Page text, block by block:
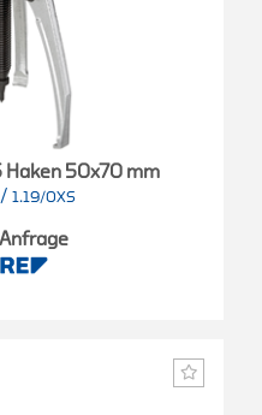
Haken 50x70 mm
/ 1.19/0XS